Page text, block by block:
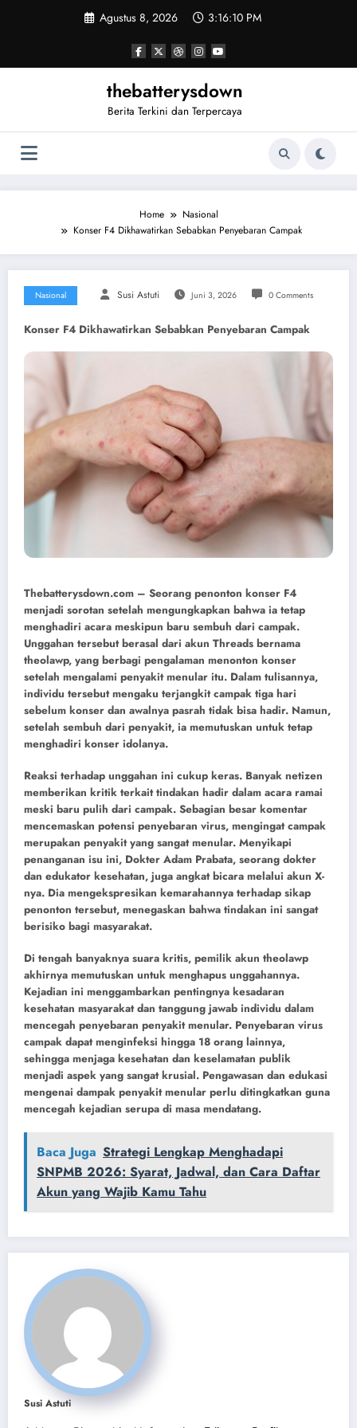
Agustus 8, 2026 3:16:10 PM
thebatterysdown
Berita Terkini dan Terpercaya
Home
Nasional
Konser F4 Dikhawatirkan Sebabkan Penyebaran Campak
Nasional Susi Astuti Juni 3, 2026 0 Comments
Konser F4 Dikhawatirkan Sebabkan Penyebaran Campak
Thebatterysdown.com – Seorang penonton konser F4
menjadi sorotan setelah mengungkapkan bahwa ia tetap
menghadiri acara meskipun baru sembuh dari campak.
Unggahan tersebut berasal dari akun Threads bernama
theolawp, yang berbagi pengalaman menonton konser
setelah mengalami penyakit menular itu. Dalam tulisannya,
individu tersebut mengaku terjangkit campak tiga hari
sebelum konser dan awalnya pasrah tidak bisa hadir. Namun,
setelah sembuh dari penyakit, ia memutuskan untuk tetap
menghadiri konser idolanya.
Reaksi terhadap unggahan ini cukup keras. Banyak netizen
memberikan kritik terkait tindakan hadir dalam acara ramai
meski baru pulih dari campak. Sebagian besar komentar
mencemaskan potensi penyebaran virus, mengingat campak
merupakan penyakit yang sangat menular. Menyikapi
penanganan isu ini, Dokter Adam Prabata, seorang dokter
dan edukator kesehatan, juga angkat bicara melalui akun X-
nya. Dia mengekspresikan kemarahannya terhadap sikap
penonton tersebut, menegaskan bahwa tindakan ini sangat
berisiko bagi masyarakat.
Di tengah banyaknya suara kritis, pemilik akun theolawp
akhirnya memutuskan untuk menghapus unggahannya.
Kejadian ini menggambarkan pentingnya kesadaran
kesehatan masyarakat dan tanggung jawab individu dalam
mencegah penyebaran penyakit menular. Penyebaran virus
campak dapat menginfeksi hingga 18 orang lainnya,
sehingga menjaga kesehatan dan keselamatan publik
menjadi aspek yang sangat krusial. Pengawasan dan edukasi
mengenai dampak penyakit menular perlu ditingkatkan guna
mencegah kejadian serupa di masa mendatang.
Baca Juga Strategi Lengkap Menghadapi
SNPMB 2026: Syarat, Jadwal, dan Cara Daftar
Akun yang Wajib Kamu Tahu
Susi Astuti